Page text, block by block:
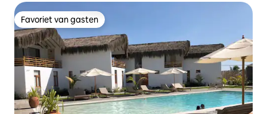
Favoriet van gasten
Favoriet van gasten